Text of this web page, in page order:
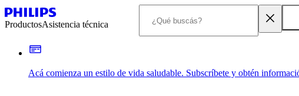
ProductosAsistencia técnica
Acá comienza un estilo de vida saludable. Subscríbete y obtén